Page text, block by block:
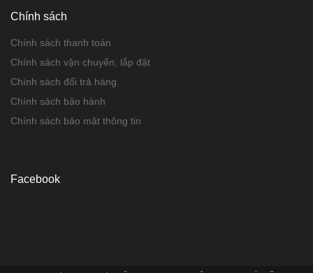
Chính sách
Chính sách thanh toán
Chính sách vận chuyển, lắp đặt
Chính sách đổi trả hàng
Chính sách bảo hành
Chính sách bảo mật thông tin
Facebook